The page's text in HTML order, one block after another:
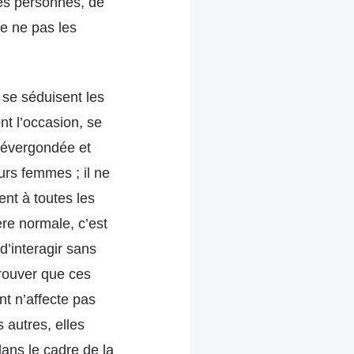
ne pas les
le travail ? » Est-ce un problème ? (Non.) Pourquoi cela ? Comment dissiper cette inquiétude ? Même si leur inquiétude avait du sens, à se dire que si les exigences envers les gens étaient trop strictes et que ceux qui pouvaient faire le travail étaient évincés, il n’y aurait plus personne pour faire cette partie du travail, ne serait-il pas facile de trouver d’autres personnes capables de les remplacer ? (Si.) Et quand bien même des remplaçants ne pourraient pas être trouvés sur-le-champ, le travail pourrait être fait plus tard, lorsque des personnes aptes seraient trouvées sans affecter le travail de la maison de Dieu. La maison de Dieu n’entretient pas ces gens qui ne font pas un travail correct. S’ils sont capables de se repentir et de s’occuper des tâches appropriées, ils peuvent continuer à faire le travail, mais s’ils ne se repentent pas, alors ils doivent être disqualifiés de l’accomplissement de leur devoir. N’est-ce pas justifié et raisonnable ? La maison de Dieu préfère entretenir les exécutants plutôt que les incrédules et les non-croyants. Ce principe est-il correct ? (Oui.) En quoi est-il correct ? Même si un exécutant ne poursuit pas la vérité, il est toujours disposé à rendre service, et il peut fournir des efforts d’une manière bien élevée et obéissante dans la maison de Dieu. Même s’il ne fait que trimer, il est loyal et, à tout le moins, ce n’est pas quelqu’un de mauvais. Voilà le genre de personnes que la maison de Dieu retient. Si une personne est mauvaise et vile, s’adonnant sans cesse à des pratiques tortueuses et infâmes, et si elle se montre même incapable de bien rendre service et d’être à la hauteur en tant qu’exécutante, alors c’est une non-croyante et la maison de Dieu ne la ga